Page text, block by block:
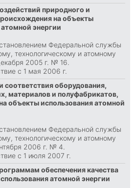
природного и
на объекты
энергии
Федеральной службы
технологическому и атомному
2005 г. № 16.
с 1 мая 2006 г.
соответствия оборудования,
материалов и полуфабрикатов,
объекты использования атомной
Федеральной службы
технологическому и атомному
2006 г. № 4.
с 1 июля 2007 г.
обеспечения качества
атомной энергии